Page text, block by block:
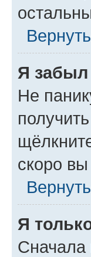
Я забыл
Не
скоро
Я
Сначала